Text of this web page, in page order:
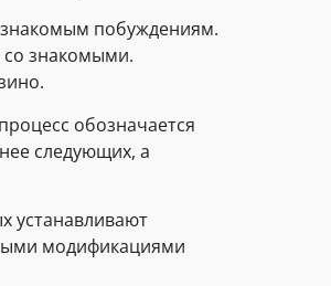
побуждениям.
знакомыми.
обозначается
следующих, а
устанавливают
модификациями